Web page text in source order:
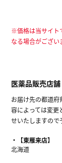
※価格は当サイト
なる場合がござい
医薬品販売店舗
お届け先の都道府
容によっては変更
せいたしますので
【東雁来店】
北海道